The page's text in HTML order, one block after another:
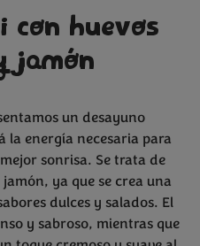
con huevos
jamón
un desayuno
la energía necesaria para
sonrisa. Se trata de
ya que se crea una
dulces y salados. El
y sabroso, mientras que